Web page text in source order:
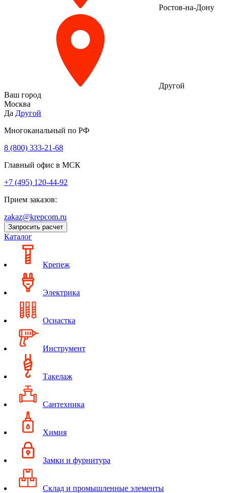
Ростов-на-Дону
Другой
Ваш город
Москва
Да Другой
Многоканальный по РФ
8 (800) 333‑21-68
Главный офис в МСК
+7 (495) 120-44-92
Прием заказов:
zakaz@krepcom.ru
Запросить расчет
Каталог
Крепеж
Электрика
Оснастка
Инструмент
Такелаж
Сантехника
Химия
Замки и фурнитура
Склад и промышленные элементы